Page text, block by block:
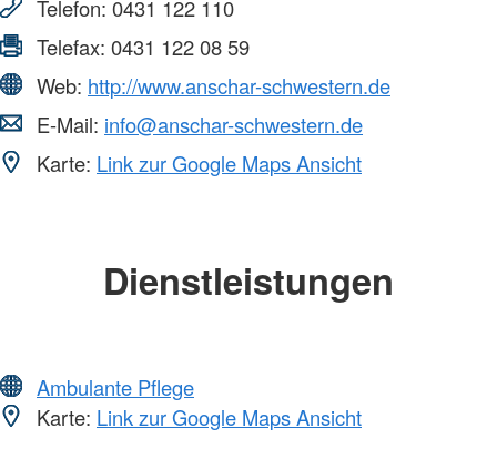
Telefon: 0431 122 110
Telefax: 0431 122 08 59
Web: http://www.anschar-schwestern.de
E-Mail: info@anschar-schwestern.de
Karte: Link zur Google Maps Ansicht
Dienstleistungen
Ambulante Pflege
Karte: Link zur Google Maps Ansicht